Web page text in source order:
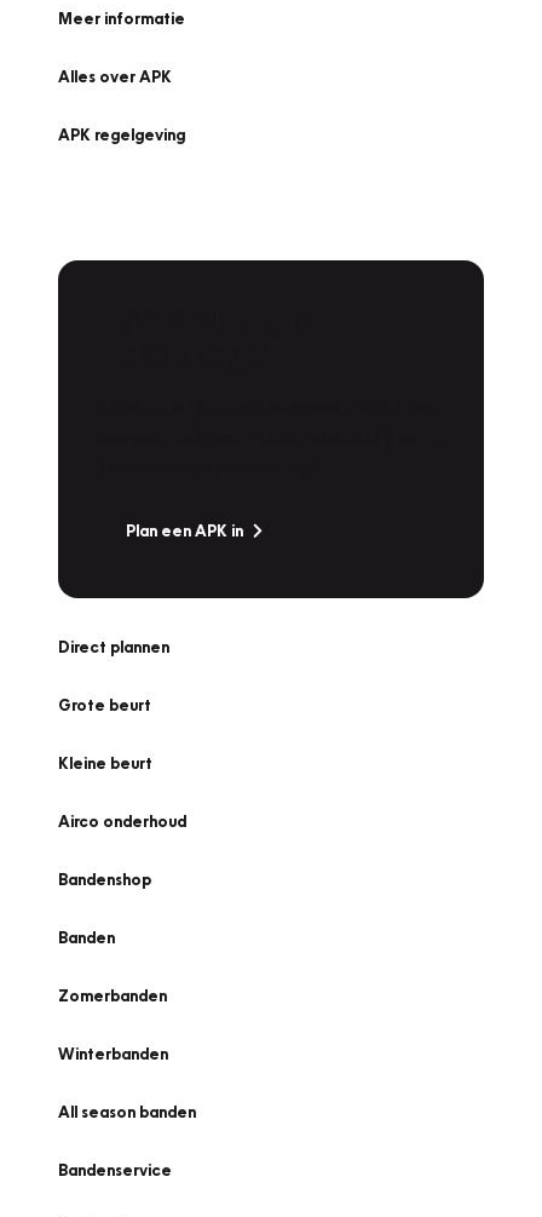
Meer informatie
Alles over APK
APK regelgeving
Plan een APK in
Direct plannen
Grote beurt
Kleine beurt
Airco onderhoud
Bandenshop
Banden
Zomerbanden
Winterbanden
All season banden
Bandenservice